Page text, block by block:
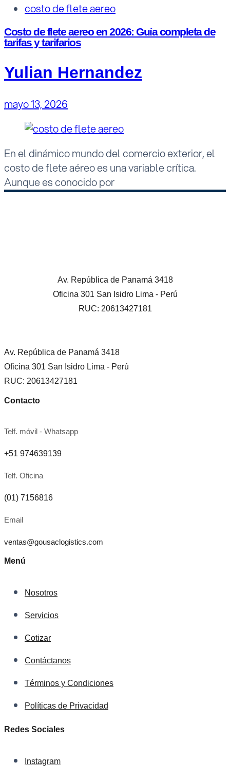
costo de flete aereo
Costo de flete aereo en 2026: Guía completa de
tarifas y tarifarios
Yulian Hernandez
mayo 13, 2026
En el dinámico mundo del comercio exterior, el
costo de flete aéreo es una variable crítica.
Aunque es conocido por
Av. República de Panamá 3418
Oficina 301 San Isidro Lima - Perú
RUC: 20613427181 ​ ​
Av. República de Panamá 3418
Oficina 301 San Isidro Lima - Perú
RUC: 20613427181 ​ ​
Contacto
Telf. móvil - Whatsapp
+51 974639139
Telf. Oficina
(01) 7156816
Email
ventas@gousaclogistics.com ​ ​
Menú
Nosotros
Servicios
Cotizar
Contáctanos
Términos y Condiciones
Políticas de Privacidad
Redes Sociales
Instagram